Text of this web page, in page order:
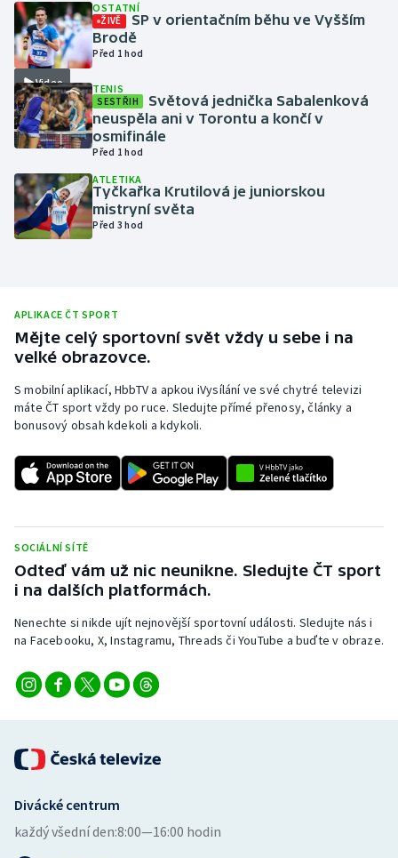
Lyže a snowboard
Moderní pětiboj
Motorsport
Parasport
Ragby
Rychlobruslení
Rychlostní kanoistika
Short track
Stolní tenis
Triatlon
Veslování
Vodní slalom
Volejbal
Ostatní
Video
OSTATNÍ
ŽIVĚ
SP v orientačním běhu ve Vyšším
Brodě
Před 1 hod
TENIS
SESTŘIH
Světová jednička Sabalenková
neuspěla ani v Torontu a končí v
osmifinále
Před 1 hod
ATLETIKA
Tyčkařka Krutilová je juniorskou
mistryní světa
Před 3 hod
APLIKACE ČT SPORT
Mějte celý sportovní svět vždy u sebe i na
velké obrazovce.
S mobilní aplikací, HbbTV a apkou iVysílání ve své chytré televizi
máte ČT sport vždy po ruce. Sledujte přímé přenosy, články a
bonusový obsah kdekoli a kdykoli.
SOCIÁLNÍ SÍTĚ
Odteď vám už nic neunikne. Sledujte ČT sport
i na dalších platformách.
Nenechte si nikde ujít nejnovější sportovní události. Sledujte nás i
na Facebooku, X, Instagramu, Threads či YouTube a buďte v obraze.
Divácké centrum
každý všední den:8:00—16:00 hodin